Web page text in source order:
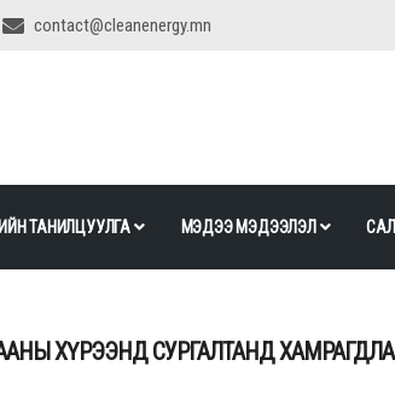
contact@cleanenergy.mn
ТАНИЛЦУУЛГА МЭДЭЭ МЭДЭЭЛЭЛ
ХҮРЭЭНД СУРГАЛТАНД